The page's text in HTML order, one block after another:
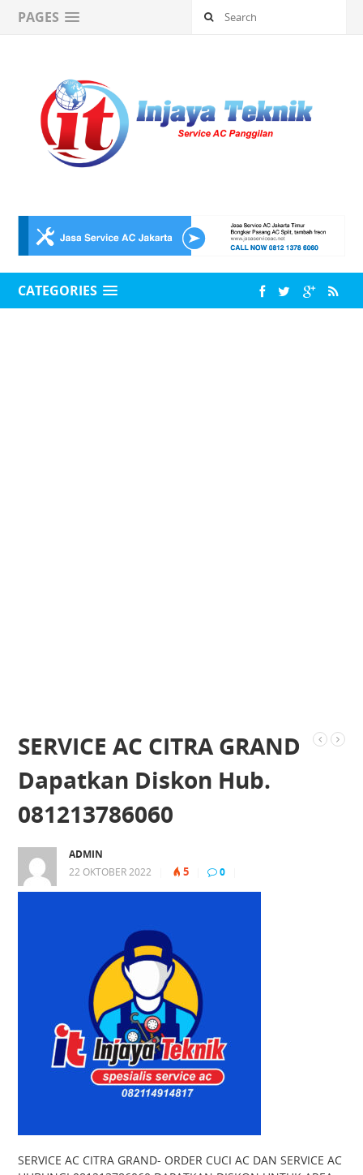
PAGES
CATEGORIES
SERVICE AC CITRA GRAND
Dapatkan Diskon Hub.
081213786060
ADMIN
22 OKTOBER 2022
5 0
SERVICE AC CITRA GRAND- ORDER CUCI AC DAN SERVICE AC